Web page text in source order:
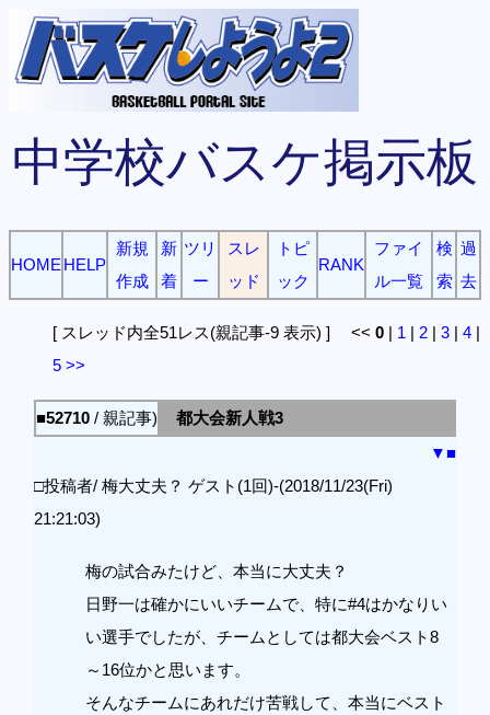
中学校バスケ掲示板
HOME HELP
新規
作成
新
着
ツリ
ー
スレ
ッド
トピ
ック
RANK
ファイ
ル一覧
検
索
過
去
[ スレッド内全51レス(親記事-9 表示) ] << 0 | 1 | 2 | 3 | 4 |
5 >>
■52710 / 親記事)
都大会新人戦3
▼■
□投稿者/ 梅大丈夫？ ゲスト(1回)-(2018/11/23(Fri)
21:21:03)
梅の試合みたけど、本当に大丈夫？
日野一は確かにいいチームで、特に#4はかなりい
い選手でしたが、チームとしては都大会ベスト8
～16位かと思います。
そんなチームにあれだけ苦戦して、本当にベスト